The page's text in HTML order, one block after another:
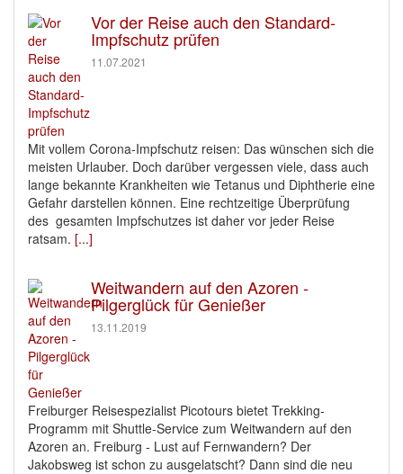
Vor der Reise auch den Standard-
Impfschutz prüfen
11.07.2021
Mit vollem Corona-Impfschutz reisen: Das wünschen sich die
meisten Urlauber. Doch darüber vergessen viele, dass auch
lange bekannte Krankheiten wie Tetanus und Diphtherie eine
Gefahr darstellen können. Eine rechtzeitige Überprüfung
des gesamten Impfschutzes ist daher vor jeder Reise
ratsam. [...]
Weitwandern auf den Azoren -
Pilgerglück für Genießer
13.11.2019
Freiburger Reisespezialist Picotours bietet Trekking-
Programm mit Shuttle-Service zum Weitwandern auf den
Azoren an. Freiburg - Lust auf Fernwandern? Der
Jakobsweg ist schon zu ausgelatscht? Dann sind die neu